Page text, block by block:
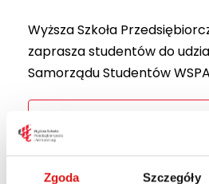
Zgoda Szczegóły
Wyższa Szkoła
zaprasza studentów do
Samorządu Studentów
Co daje udział w